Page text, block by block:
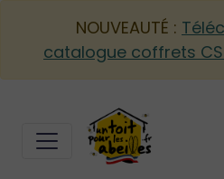
NOUVEAUTÉ :
catalogue coffrets